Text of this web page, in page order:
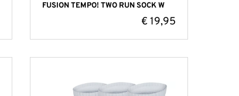
FUSION TEMPO! TWO RUN SOCK W
€19,95